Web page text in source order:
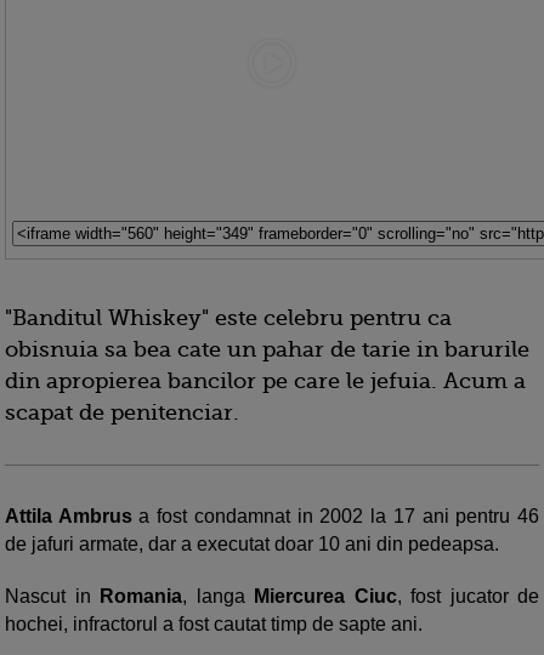
"Banditul Whiskey" este celebru pentru ca
obisnuia sa bea cate un pahar de tarie in barurile
din apropierea bancilor pe care le jefuia. Acum a
scapat de penitenciar.
Attila Ambrusa fost condamnat in 2002 la 17 ani pentru 46
de jafuri armate, dar a executat doar 10 ani din pedeapsa.
Nascut in Romania, langa Miercurea Ciuc, fost jucator de
hochei, infractorul a fost cautat timp de sapte ani.